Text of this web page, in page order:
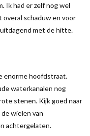
Ik had er zelf nog wel
overal schaduw en voor
met de hitte.
enorme hoofdstraat.
waterkanalen nog
stenen. Kijk goed naar
wielen van
achtergelaten.